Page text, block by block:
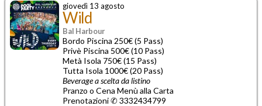
giovedì 13 agosto
Wild
Bal Harbour
Bordo Piscina 250€ (5 Pass)
Privè Piscina 500€ (10 Pass)
Metà Isola 750€ (15 Pass)
Tutta Isola 1000€ (20 Pass)
Beverage a scelta da listino
Pranzo o Cena Menù alla Carta
Prenotazioni ✆ 3332434799